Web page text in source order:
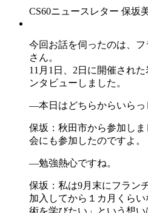
CS60ニュースレター 保坂
今回お話を伺ったのは、
さん。
11月1日、2日に開催され
ンタビューしました。
―本日はどちらからいらっ
保坂：秋田市から参加し
会にも参加したのですよ。
―勉強熱心ですね。
保坂：私は9月末にフラン
加入してから１カ月くら
術を学びたい」という想